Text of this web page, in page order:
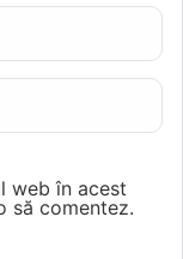
web în acest
să comentez.